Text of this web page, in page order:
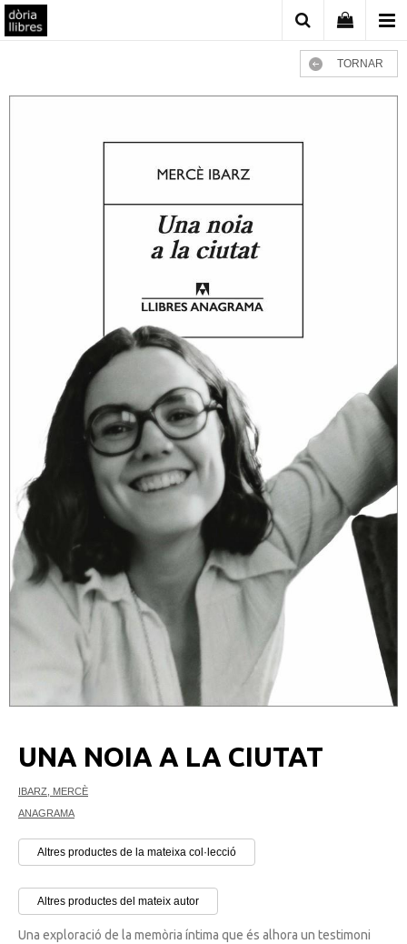
TORNAR
UNA NOIA A LA CIUTAT
IBARZ, MERCÈ
ANAGRAMA
Altres productes de la mateixa col·lecció
Altres productes del mateix autor
Una exploració de la memòria íntima que és alhora un testimoni